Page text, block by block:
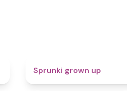
Sprunki grown up